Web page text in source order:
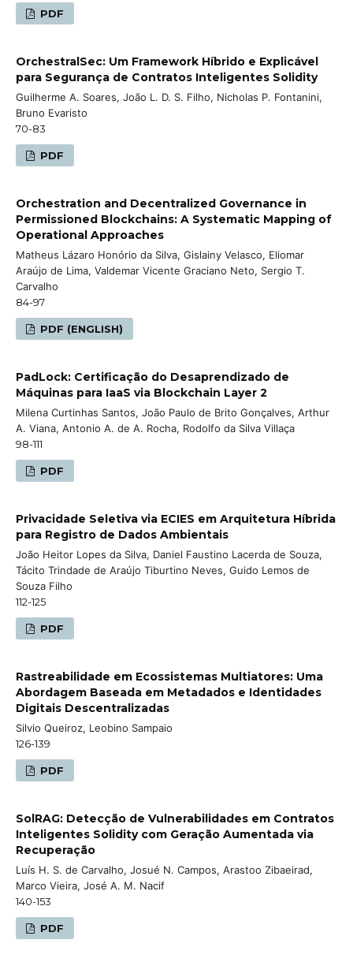
PDF
OrchestralSec: Um Framework Híbrido e Explicável
para Segurança de Contratos Inteligentes Solidity
Guilherme A. Soares, João L. D. S. Filho, Nicholas P. Fontanini,
Bruno Evaristo
70-83
PDF
Orchestration and Decentralized Governance in
Permissioned Blockchains: A Systematic Mapping of
Operational Approaches
Matheus Lázaro Honório da Silva, Gislainy Velasco, Eliomar
Araújo de Lima, Valdemar Vicente Graciano Neto, Sergio T.
Carvalho
84-97
PDF (ENGLISH)
PadLock: Certificação do Desaprendizado de
Máquinas para IaaS via Blockchain Layer 2
Milena Curtinhas Santos, João Paulo de Brito Gonçalves, Arthur
A. Viana, Antonio A. de A. Rocha, Rodolfo da Silva Villaça
98-111
PDF
Privacidade Seletiva via ECIES em Arquitetura Híbrida
para Registro de Dados Ambientais
João Heitor Lopes da Silva, Daniel Faustino Lacerda de Souza,
Tácito Trindade de Araújo Tiburtino Neves, Guido Lemos de
Souza Filho
112-125
PDF
Rastreabilidade em Ecossistemas Multiatores: Uma
Abordagem Baseada em Metadados e Identidades
Digitais Descentralizadas
Silvio Queiroz, Leobino Sampaio
126-139
PDF
SolRAG: Detecção de Vulnerabilidades em Contratos
Inteligentes Solidity com Geração Aumentada via
Recuperação
Luís H. S. de Carvalho, Josué N. Campos, Arastoo Zibaeirad,
Marco Vieira, José A. M. Nacif
140-153
PDF